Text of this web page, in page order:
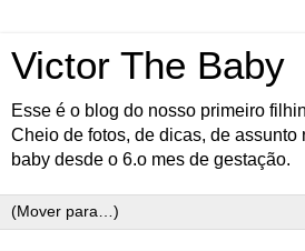
Victor The Baby
Esse é o blog do nosso primeiro
Cheio de fotos, de dicas, de assunto
baby desde o 6.o mes de gestação.